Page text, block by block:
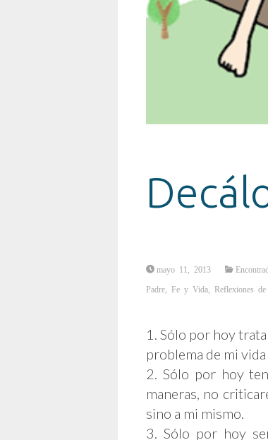
mayo 11, 2013
Padre Fe y Vida Reflexiones
1. Sólo por hoy
problema de mi
2. Sólo por hoy
maneras, no
sino a mi mismo.
3. Sólo por hoy